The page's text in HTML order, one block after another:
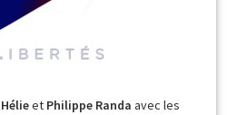
et Philippe Randa avec les